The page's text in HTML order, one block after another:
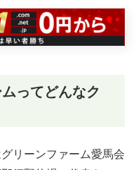
ってどんなク
リーンファーム愛馬会